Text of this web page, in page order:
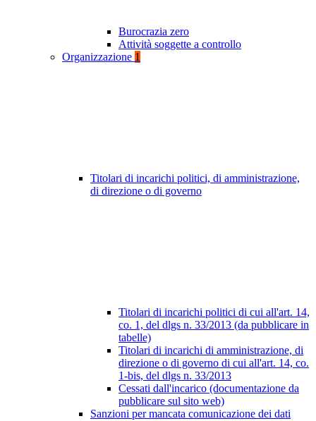
Burocrazia zero
Attività soggette a controllo
Organizzazione 1
Titolari di incarichi politici, di amministrazione,
di direzione o di governo
Titolari di incarichi politici di cui all'art. 14,
co. 1, del dlgs n. 33/2013 (da pubblicare in
tabelle)
Titolari di incarichi di amministrazione, di
direzione o di governo di cui all'art. 14, co.
1-bis, del dlgs n. 33/2013
Cessati dall'incarico (documentazione da
pubblicare sul sito web)
Sanzioni per mancata comunicazione dei dati